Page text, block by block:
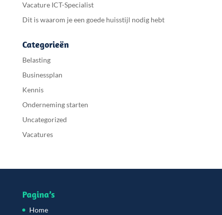
Vacature ICT-Specialist
Dit is waarom je een goede huisstijl nodig hebt
Categorieën
Belasting
Businessplan
Kennis
Onderneming starten
Uncategorized
Vacatures
Pagina’s
Home